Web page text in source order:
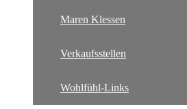
Maren Klessen
Verkaufsstellen
Wohlfühl-Links